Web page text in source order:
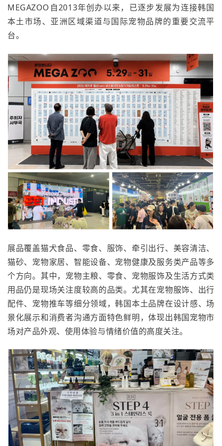
MEGAZOO自2013年创办以来，已逐步发展为连接韩国
本土市场、亚洲区域渠道与国际宠物品牌的重要交流平
台。
展品覆盖猫犬食品、零食、服饰、牵引出行、美容清洁、
猫砂、宠物家居、智能设备、宠物健康及服务类产品等多
个方向。其中，宠物主粮、零食、宠物服饰及生活方式类
用品仍是现场关注度较高的品类。尤其在宠物服饰、出行
配件、宠物推车等细分领域，韩国本土品牌在设计感、场
景化展示和消费者沟通方面特色鲜明，体现出韩国宠物市
场对产品外观、使用体验与情绪价值的高度关注。